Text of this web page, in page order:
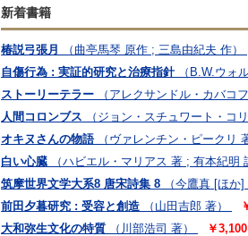
新着書籍
椿説弓張月 （曲亭馬琴 原作 ; 三島由紀夫 作）
自傷行為 : 実証的研究と治療指針
（B.W.ウォ
ストーリーテラー
（アレクサンドル・カバコ
人間コロンブス
（ジョン・スチュワート・コ
オキヌさんの物語
（ヴァレンチン・ピークリ
白い心臓
（ハビエル・マリアス 著 ; 有本紀明
筑摩世界文学大系8 唐宋詩集 8
（今鷹真 [ほか]
前田夕暮研究 : 受容と創造
（山田吉郎 著）
大和弥生文化の特質
（川部浩司 著）
￥3,100